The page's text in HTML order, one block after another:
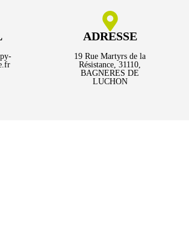
ADRESSE
19 Rue Martyrs de la
Résistance, 31110,
BAGNERES DE
LUCHON